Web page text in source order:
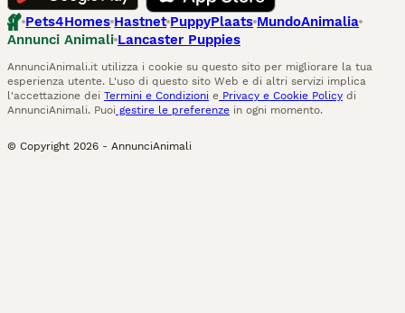
Pets4Homes Hastnet PuppyPlaats MundoAnimalia
Annunci Animali Lancaster Puppies
AnnunciAnimali.it utilizza i cookie su questo sito per migliorare la tua
esperienza utente. L'uso di questo sito Web e di altri servizi implica
l'accettazione dei Termini e Condizioni e Privacy e Cookie Policy di
AnnunciAnimali. Puoi gestire le preferenze in ogni momento.
© Copyright 2026 - AnnunciAnimali